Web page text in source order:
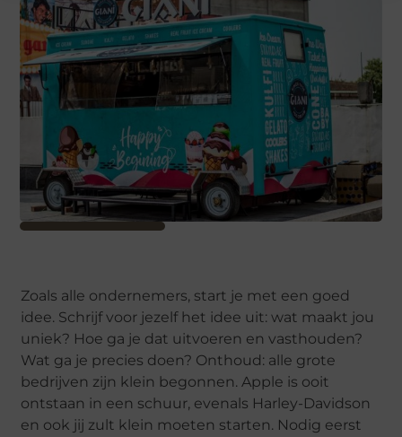
Zoals alle ondernemers, start je met een goed
idee. Schrijf voor jezelf het idee uit: wat maakt jou
uniek? Hoe ga je dat uitvoeren en vasthouden?
Wat ga je precies doen? Onthoud: alle grote
bedrijven zijn klein begonnen. Apple is ooit
ontstaan in een schuur, evenals Harley-Davidson
en ook jij zult klein moeten starten. Nodig eerst